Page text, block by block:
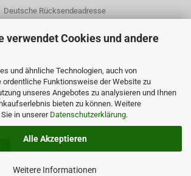
verwendet Cookies und andere
und ähnliche Technologien, auch von
ordentliche Funktionsweise der Website zu
unseres Angebotes zu analysieren und Ihnen
bieten zu können. Weitere
in unserer Datenschutzerklärung.
Alle Akzeptieren
Weitere Informationen
Deutsche Rücksendeadresse